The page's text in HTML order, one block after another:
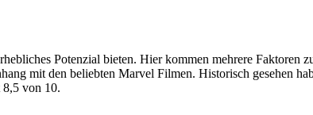
Potenzial bieten. Hier kommen mehrere Faktoren
mit den beliebten Marvel Filmen. Historisch gesehen
8,5 von 10.